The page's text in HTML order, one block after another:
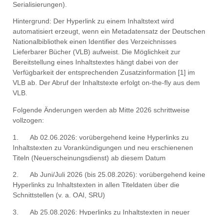
Serialisierungen).
Hintergrund: Der Hyperlink zu einem Inhaltstext wird
automatisiert erzeugt, wenn ein Metadatensatz der Deutschen
Nationalbibliothek einen Identifier des Verzeichnisses
Lieferbarer Bücher (VLB) aufweist. Die Möglichkeit zur
Bereitstellung eines Inhaltstextes hängt dabei von der
Verfügbarkeit der entsprechenden Zusatzinformation [1] im
VLB ab. Der Abruf der Inhaltstexte erfolgt on-the-fly aus dem
VLB.
Folgende Änderungen werden ab Mitte 2026 schrittweise
vollzogen:
1. Ab 02.06.2026: vorübergehend keine Hyperlinks zu
Inhaltstexten zu Vorankündigungen und neu erschienenen
Titeln (Neuerscheinungsdienst) ab diesem Datum
2. Ab Juni/Juli 2026 (bis 25.08.2026): vorübergehend keine
Hyperlinks zu Inhaltstexten in allen Titeldaten über die
Schnittstellen (v. a. OAI, SRU)
3. Ab 25.08.2026: Hyperlinks zu Inhaltstexten in neuer